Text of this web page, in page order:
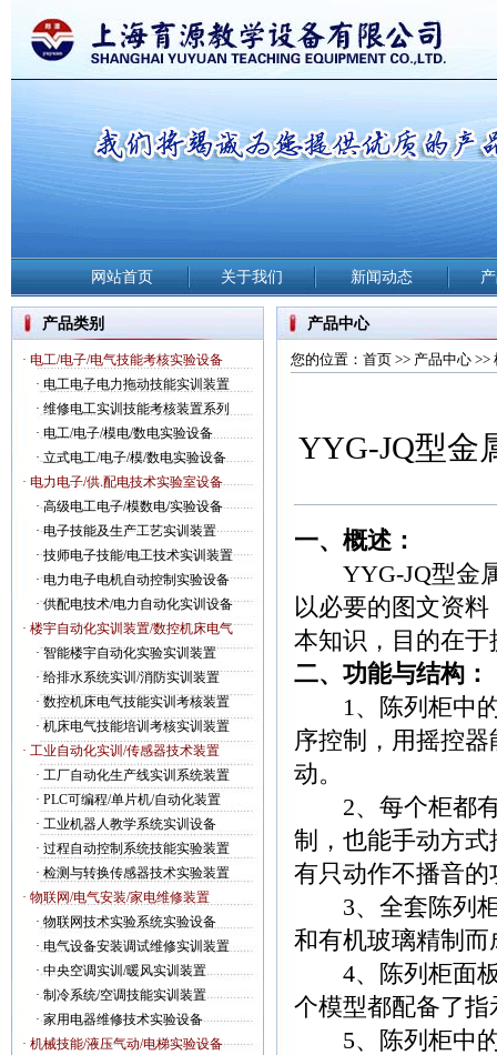
网站首页 关于我们 新闻动态
产品类别
· 电工/电子/电气技能考核实验设备
· 电工电子电力拖动技能实训装置
· 维修电工实训技能考核装置系列
· 电工/电子/模电/数电实验设备
·立式电工/电子/模/数电实验设备
· 电力电子/供.配电技术实验室设备
·高级电工电子/模数电/实验设备
·电子技能及生产工艺实训装置
·技师电子技能/电工技术实训装置
·电力电子电机自动控制实验设备
·供配电技术/电力自动化实训设备
· 楼宇自动化实训装置/数控机床电气
·智能楼宇自动化实验实训装置
· 给排水系统实训/消防实训装置
· 数控机床电气技能实训考核装置
· 机床电气技能培训考核实训装置
· 工业自动化实训/传感器技术装置
· 工厂自动化生产线实训系统装置
· PLC可编程/单片机/自动化装置
· 工业机器人教学系统实训设备
· 过程自动控制系统技能实验装置
· 检测与转换传感器技术实验装置
· 物联网/电气安装/家电维修装置
· 物联网技术实验系统实验设备
·电气设备安装调试维修实训装置
·中央空调实训/暖风实训装置
·制冷系统/空调技能实训装置
·家用电器维修技术实验设备
· 机械技能/液压气动/电梯实验设备
产品中心
您的位置： 首页 >> 产品中心 >>
YYG-JQ型金
一、概述：
YYG-JQ型金属
以必要的图文资
本知识，目的在
二、功能与结构：
1、陈列柜中的
序控制，用摇控
动。
2、每个柜都有
制，也能手动方
有只动作不播音的
3、全套陈列柜
和有机玻璃精制而
4、陈列柜面板
个模型都配备了
5、陈列柜中的